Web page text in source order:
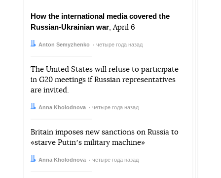
How the international media covered the
Russian-Ukrainian war, April 6
Автор:Anton Semyzhenko
Дата: четыре года назад
The United States will refuse to participate
in G20 meetings if Russian representatives
are invited.
Автор:Anna Kholodnova
Дата: четыре года назад
Britain imposes new sanctions on Russia to
«starve Putinʼs military machine»
Автор:Anna Kholodnova
Дата: четыре года назад